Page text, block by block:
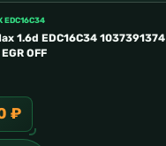
EDC16C34
1.6d EDC16C34 1037391374
OFF
₽